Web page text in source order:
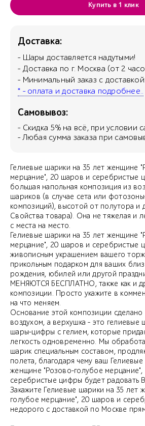
Купить в 1 клик
Доставка:
- Шары доставляется надутыми!
- Доставка по г. Москва (от 2
- Минимальный заказ с
* - оплата и доставка подробнее..
Самовывоз:
- Скидка 5% на всё, при условии
- Любая сумма заказа при
Гелиевые шарики на 35 лет женщине
мерцание", 20 шаров и серебристые
большая напольная композиция из
шариков (в случае сета или
композиций), высотой от полутора и
Свойства товара). Она не тяжелая и
с места на место.
Гелиевые шарики на 35 лет женщине
мерцание", 20 шаров и серебристые
живописным украшением вашего
прикольным подарком для ваших
рождения, юбилей или другой
МЕНЯЮТСЯ БЕСПЛАТНО, также как и
композиции. Просто укажите в
на что меняем.
Основание этой композиции
воздухом, а верхушка - это
шары-цифры с гелием, которые
легкость одновременно. Мы
шарик специальным составом,
полета, благодаря чему ваш
женщине "Розово-голубое
серебристые цифры будет радовать
Закажите Гелиевые шарики на 35 лет
голубое мерцание", 20 шаров и
недорого с доставкой по Москве